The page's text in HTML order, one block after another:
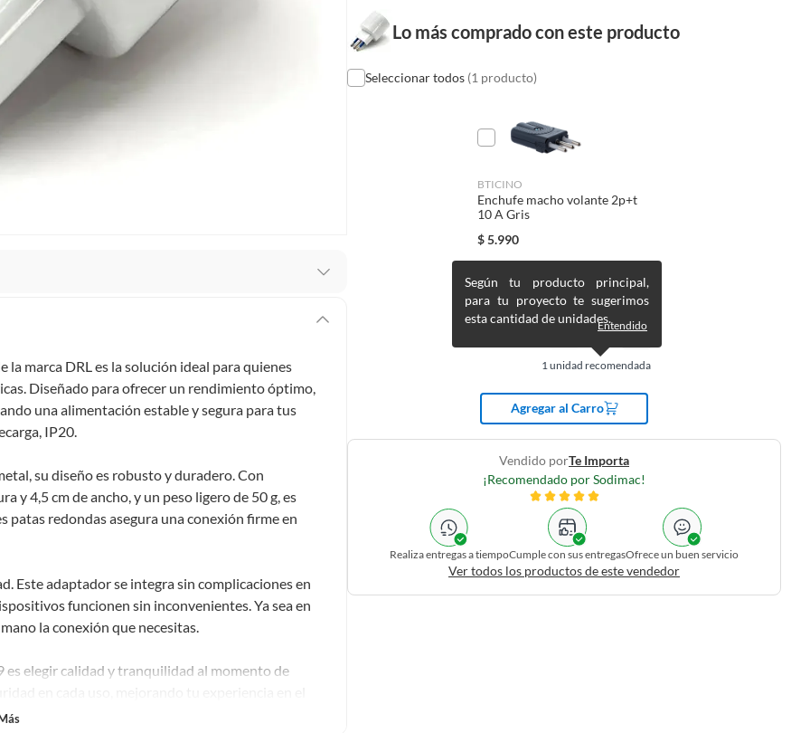
intactos y sin uso, tal como te lo entregamos. Ten
deteriorarse o caducar con rapidez.
electrónica, por ejemplo, cupones de experiencia o
en esa condición a un precio reducido.
entre otros análogos.
marca DRL es la solución ideal para quienes
Diseñado para ofrecer un rendimiento óptimo,
una alimentación estable y segura para tus
IP20.
su diseño es robusto y duradero. Con
y 4,5 cm de ancho, y un peso ligero de 50 g, es
patas redondas asegura una conexión firme en
Este adaptador se integra sin complicaciones en
funcionen sin inconvenientes. Ya sea en
la conexión que necesitas.
elegir calidad y tranquilidad al momento de
en cada uso, mejorando tu experiencia en el
Lo más comprado con este producto
Seleccionar todos (1 producto)
BTICINO
Enchufe macho volante 2p+t
10 A Gris
$5.990
1 unidad recomendada
Según tu producto principal,
para tu proyecto te sugerimos
esta cantidad de unidades.Entendido
Agregar al Carro
Vendido porTe Importa
¡Recomendado por Sodimac!
Realiza entregas a tiempoCumple con sus entregasOfrece un buen servicio
Ver todos los productos de este vendedor